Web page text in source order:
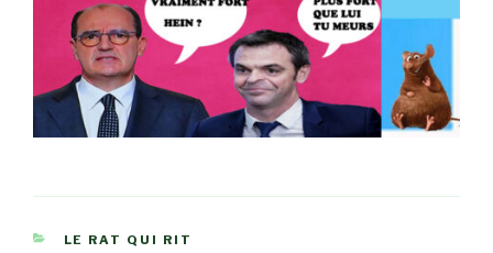
CATÉGORIES
LE RAT QUI RIT